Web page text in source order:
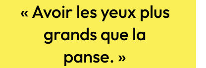
« Avoir les yeux plus
grands que la
panse. »